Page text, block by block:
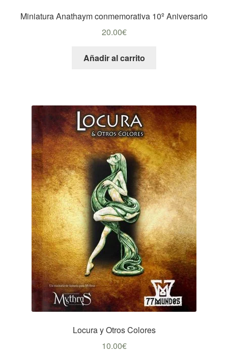
Miniatura Anathaym conmemorativa 10º Aniversario
20.00€
Añadir al carrito
Locura y Otros Colores
10.00€